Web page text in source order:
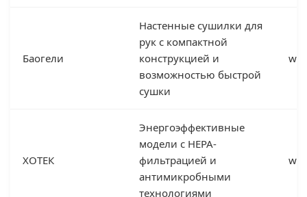
Баогели
Настенные сушилки для
рук с компактной
конструкцией и
возможностью быстрой
сушки
ХОТЕК
Энергоэффективные
модели с HEPA-
фильтрацией и
антимикробными
технологиями